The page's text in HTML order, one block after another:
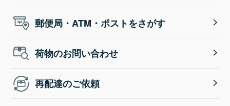
郵便局・ATM・ポストをさがす
荷物のお問い合わせ
再配達のご依頼